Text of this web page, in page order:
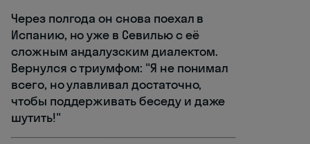
Через полгода он снова поехал в
Испанию, но уже в Севилью с её
сложным андалузским диалектом.
Вернулся с триумфом: "Я не понимал
всего, но улавливал достаточно,
чтобы поддерживать беседу и даже
шутить!"